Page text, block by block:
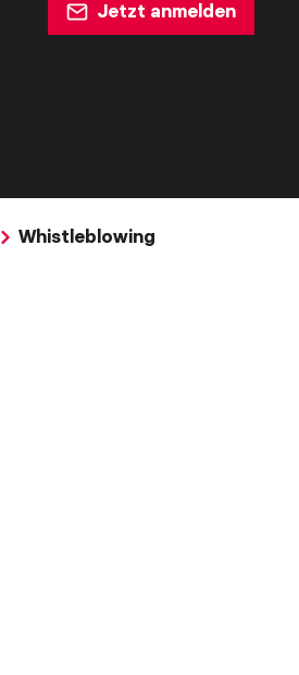
Jetzt anmelden
Whistleblowing